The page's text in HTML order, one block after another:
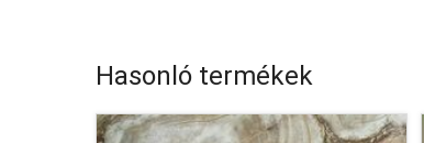
Hasonló termékek